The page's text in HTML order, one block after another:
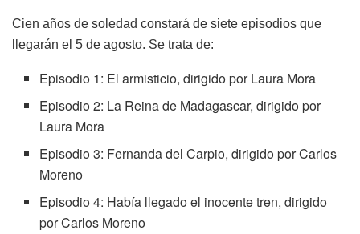
Cien años de soledad constará de siete episodios que
llegarán el 5 de agosto. Se trata de:
Episodio 1: El armisticio, dirigido por Laura Mora
Episodio 2: La Reina de Madagascar, dirigido por
Laura Mora
Episodio 3: Fernanda del Carpio, dirigido por Carlos
Moreno
Episodio 4: Había llegado el inocente tren, dirigido
por Carlos Moreno